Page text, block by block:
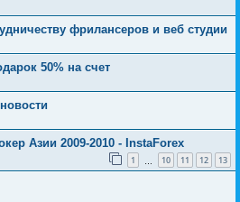
фрилансеров и веб студии
50% на счет
Азии 2009-2010 - InstaForex
1 10 11 12 13